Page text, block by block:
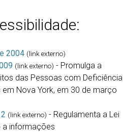
2004 (link externo)
(link externo) - Promulga a
das Pessoas com Deficiência
Nova York, em 30 de março
(link externo) - Regulamenta a Lei
a informações